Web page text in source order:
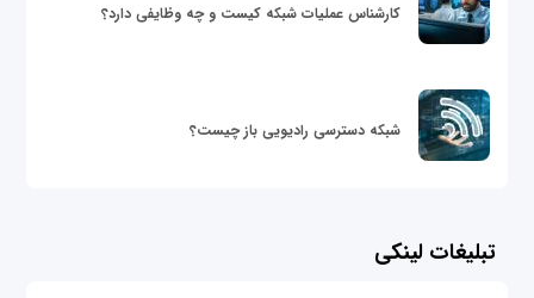
کارشناس عملیات شبکه کیست و چه وظایفی دارد؟
شبکه دسترسی رادیویی باز چیست؟
تبلیغات لینکی